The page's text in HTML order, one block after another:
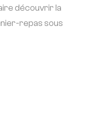
découvrir la
repas sous